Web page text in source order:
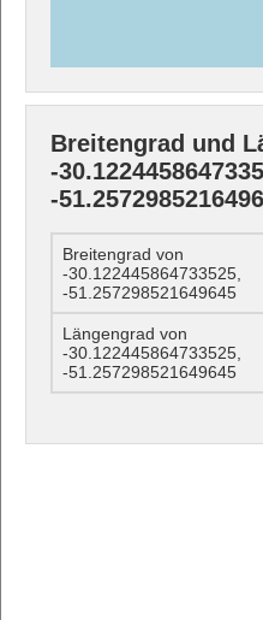
Breitengrad und
-
-
Breitengrad von
-30.122445864733525,
-51.257298521649645
Längengrad von
-30.122445864733525,
-51.257298521649645